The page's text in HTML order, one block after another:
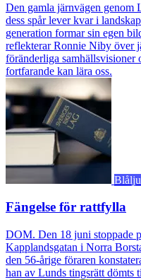
Den gamla järnvägen genom
dess spår lever kvar i
generation formar sin egen
reflekterar Ronnie Niby över
föränderliga samhällsvisioner
fortfarande kan lära oss.
Fängelse för rattfylla
DOM. Den 18 juni stoppade
Kapplandsgatan i Norra
den 56-årige föraren
han av Lunds tingsrätt dömts